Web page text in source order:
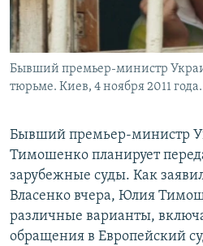
Бывший премьер-министр
тюрьме. Киев, 4 ноября 2011 года.
Бывший премьер-министр
Тимошенко планирует
зарубежные суды. Как
Власенко вчера, Юлия
различные варианты,
обращения в Европейский